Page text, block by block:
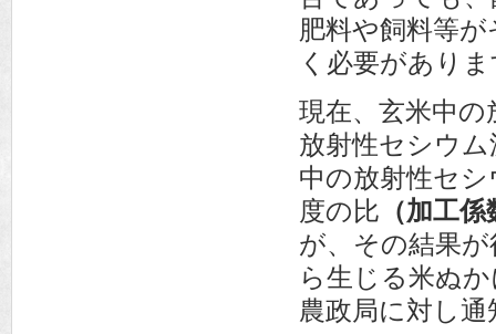
肥料や飼料等
く必要があり
現在、玄米中
放射性セシウ
中の放射性セ
度の比 （加工
が、その結果
ら生じる米ぬ
農政局に対し